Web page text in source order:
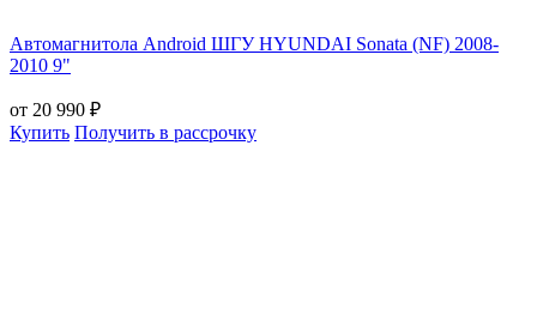
Автомагнитола Android ШГУ HYUNDAI Sonata (NF) 2008-
2010 9"
от 20 990 ₽
Купить Получить в рассрочку